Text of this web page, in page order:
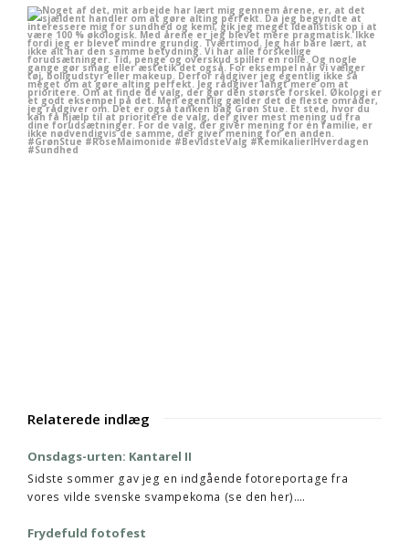
Relaterede indlæg
Onsdags-urten: Kantarel II
Sidste sommer gav jeg en indgående fotoreportage fra
vores vilde svenske svampekoma (se den her).…
Frydefuld fotofest